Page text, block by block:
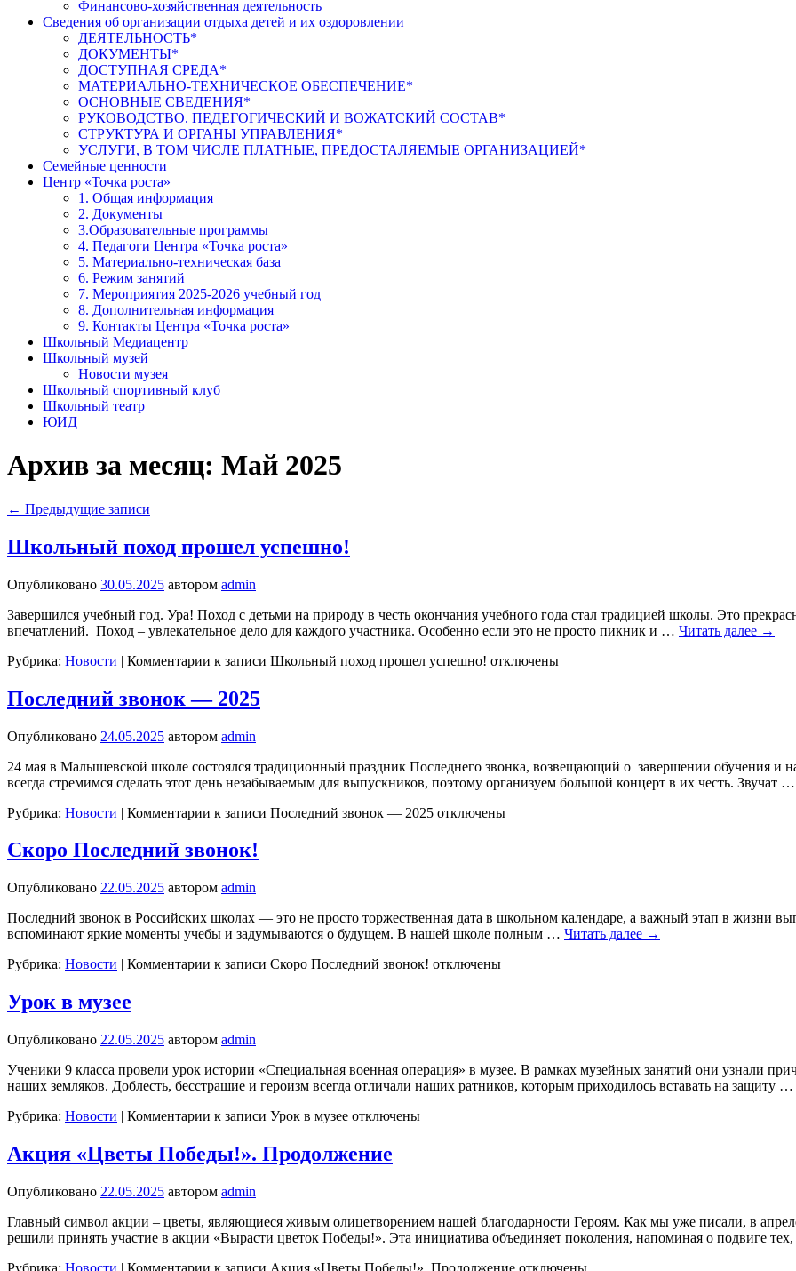
Финансово-хозяйственная деятельность
Сведения об организации отдыха детей и их оздоровлении
ДЕЯТЕЛЬНОСТЬ*
ДОКУМЕНТЫ*
ДОСТУПНАЯ СРЕДА*
МАТЕРИАЛЬНО-ТЕХНИЧЕСКОЕ ОБЕСПЕЧЕНИЕ*
ОСНОВНЫЕ СВЕДЕНИЯ*
РУКОВОДСТВО. ПЕДЕГОГИЧЕСКИЙ И ВОЖАТСКИЙ СОСТАВ*
СТРУКТУРА И ОРГАНЫ УПРАВЛЕНИЯ*
УСЛУГИ, В ТОМ ЧИСЛЕ ПЛАТНЫЕ, ПРЕДОСТАЛЯЕМЫЕ ОРГАНИЗАЦИЕЙ*
Семейные ценности
Центр «Точка роста»
1. Общая информация
2. Документы
3.Образовательные программы
4. Педагоги Центра «Точка роста»
5. Материально-техническая база
6. Режим занятий
7. Мероприятия 2025-2026 учебный год
8. Дополнительная информация
9. Контакты Центра «Точка роста»
Школьный Медиацентр
Школьный музей
Новости музея
Школьный спортивный клуб
Школьный театр
ЮИД
Архив за месяц: Май 2025
← Предыдущие записи
Школьный поход прошел успешно!
Опубликовано 30.05.2025 автором admin
Завершился учебный год. Ура! Поход с детьми на природу в честь окончания учебного года стал традицией школы. Это
впечатлений. Поход – увлекательное дело для каждого участника. Особенно если это не просто пикник и … Читать далее →
Рубрика: Новости | Комментарии к записи Школьный поход прошел успешно! отключены
Последний звонок — 2025
Опубликовано 24.05.2025 автором admin
24 мая в Малышевской школе состоялся традиционный праздник Последнего звонка, возвещающий о завершении обучения и
всегда стремимся сделать этот день незабываемым для выпускников, поэтому организуем большой концерт в их честь. Звучат …
Рубрика: Новости | Комментарии к записи Последний звонок — 2025 отключены
Скоро Последний звонок!
Опубликовано 22.05.2025 автором admin
Последний звонок в Российских школах — это не просто торжественная дата в школьном календаре, а важный этап в жизни
вспоминают яркие моменты учебы и задумываются о будущем. В нашей школе полным … Читать далее →
Рубрика: Новости | Комментарии к записи Скоро Последний звонок! отключены
Урок в музее
Опубликовано 22.05.2025 автором admin
Ученики 9 класса провели урок истории «Специальная военная операция» в музее. В рамках музейных занятий они узнали
наших земляков. Доблесть, бесстрашие и героизм всегда отличали наших ратников, которым приходилось вставать на защиту …
Рубрика: Новости | Комментарии к записи Урок в музее отключены
Акция «Цветы Победы!». Продолжение
Опубликовано 22.05.2025 автором admin
Главный символ акции – цветы, являющиеся живым олицетворением нашей благодарности Героям. Как мы уже писали, в
решили принять участие в акции «Вырасти цветок Победы!». Эта инициатива объединяет поколения, напоминая о подвиге
Рубрика: Новости | Комментарии к записи Акция «Цветы Победы!». Продолжение отключены